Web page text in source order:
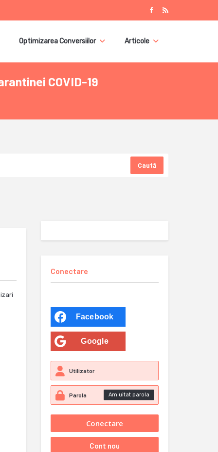
Optimizarea Conversiilor Articole
COVID-19
Caută
Conectare
Facebook
Google
Am uitat parola